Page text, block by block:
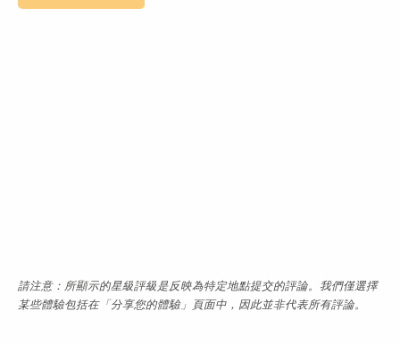
請注意：所顯示的星級評級是反映為特定地點提交的評論。我們僅選擇
某些體驗包括在「分享您的體驗」頁面中，因此並非代表所有評論。